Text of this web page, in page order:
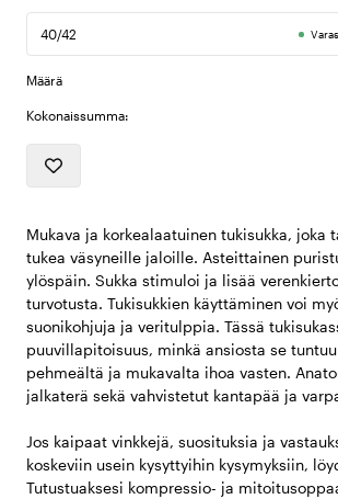
40/42
Määrä
Kokonaissumma:
Mukava ja korkealaatuinen tukisukka, joka
tukea väsyneille jaloille. Asteittainen
ylöspäin. Sukka stimuloi ja lisää
turvotusta. Tukisukkien käyttäminen voi
suonikohjuja ja veritulppia. Tässä
puuvillapitoisuus, minkä ansiosta se
pehmeältä ja mukavalta ihoa vasten.
jalkaterä sekä vahvistetut kantapää ja
Jos kaipaat vinkkejä, suosituksia ja
koskeviin usein kysyttyihin kysymyksiin,
Tutustuaksesi kompressio- ja